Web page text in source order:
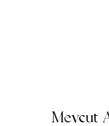
Mevcut